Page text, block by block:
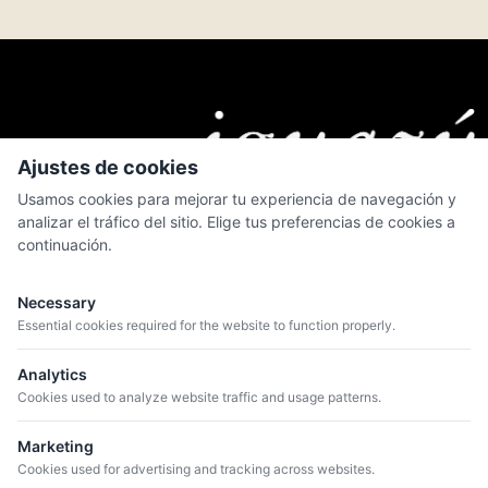
Quiénes somos
Catálogo
Bodegas
Blog
CONTACTO
Ajustes de cookies
Usamos cookies para mejorar tu experiencia de navegación y
analizar el tráfico del sitio. Elige tus preferencias de cookies a
continuación.
Necessary
Essential cookies required for the website to function properly.
Analytics
Cookies used to analyze website traffic and usage patterns.
Marketing
Cookies used for advertising and tracking across websites.